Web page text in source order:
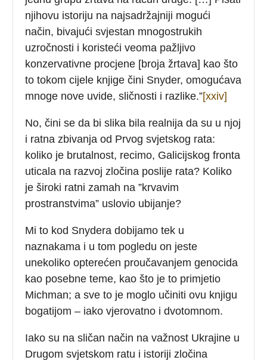
njihovu istoriju na najsadržajniji mogući
način, bivajući svjestan mnogostrukih
uzročnosti i koristeći veoma pažljivo
konzervativne procjene [broja žrtava] kao što
to tokom cijele knjige čini Snyder, omogućava
mnoge nove uvide, sličnosti i razlike.”[xxiv]
No, čini se da bi slika bila realnija da su u njoj
i ratna zbivanja od Prvog svjetskog rata:
koliko je brutalnost, recimo, Galicijskog fronta
uticala na razvoj zločina poslije rata? Koliko
je široki ratni zamah na ”krvavim
prostranstvima” uslovio ubijanje?
Mi to kod Snydera dobijamo tek u
naznakama i u tom pogledu on jeste
unekoliko opterećen proučavanjem genocida
kao posebne teme, kao što je to primjetio
Michman; a sve to je moglo učiniti ovu knjigu
bogatijom – iako vjerovatno i dvotomnom.
Iako su na sličan način na važnost Ukrajine u
Drugom svjetskom ratu i istoriji zločina